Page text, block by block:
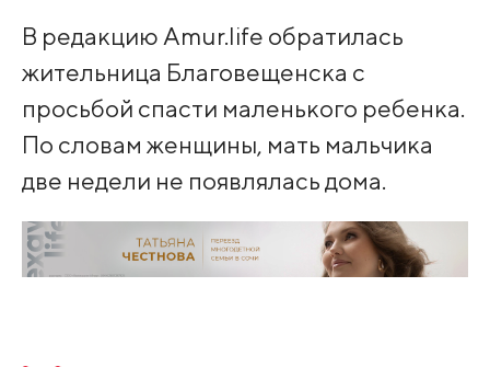
В редакцию Amur.life обратилась
жительница Благовещенска с
просьбой спасти маленького ребенка.
По словам женщины, мать мальчика
две недели не появлялась дома.